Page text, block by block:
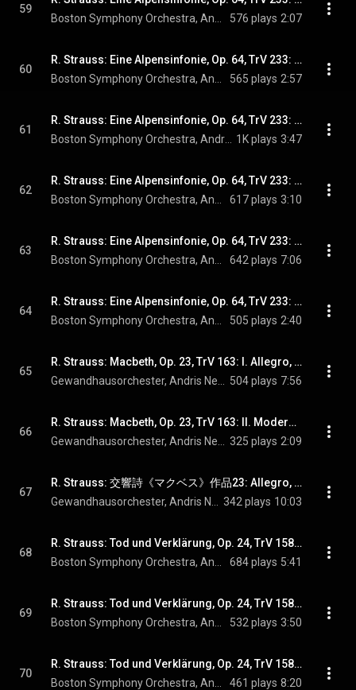
59
576 plays 2:07
60
R. Strauss: Eine Alpensinfonie, Op. 64, TrV 233: No. 18, Stille vor dem Sturm
565 plays 2:57
61
R. Strauss: Eine Alpensinfonie, Op. 64, TrV 233: No. 19, Gewitter und Sturm, Abstieg
1K plays 3:47
62
R. Strauss: Eine Alpensinfonie, Op. 64, TrV 233: No. 20, Sonnenuntergang
617 plays 3:10
63
R. Strauss: Eine Alpensinfonie, Op. 64, TrV 233: No. 21, Ausklang
642 plays 7:06
64
R. Strauss: Eine Alpensinfonie, Op. 64, TrV 233: No. 22, Nacht
505 plays 2:40
65
R. Strauss: Macbeth, Op. 23, TrV 163: I. Allegro, un poco maestoso – Presto
504 plays 7:56
66
R. Strauss: Macbeth, Op. 23, TrV 163: II. Moderato maestoso
325 plays 2:09
67
R. Strauss: 交響詩《マクベス》作品23: Allegro, un poco maestoso - R. Strauss: Macbeth, Op. 23, TrV 163: III. Allegro, un poco maestoso
342 plays 10:03
68
R. Strauss: Tod und Verklärung, Op. 24, TrV 158: I. Largo
684 plays 5:41
69
R. Strauss: Tod und Verklärung, Op. 24, TrV 158: II. Allegro molto agitato
532 plays 3:50
70
R. Strauss: Tod und Verklärung, Op. 24, TrV 158: III. Meno mosso
461 plays 8:20